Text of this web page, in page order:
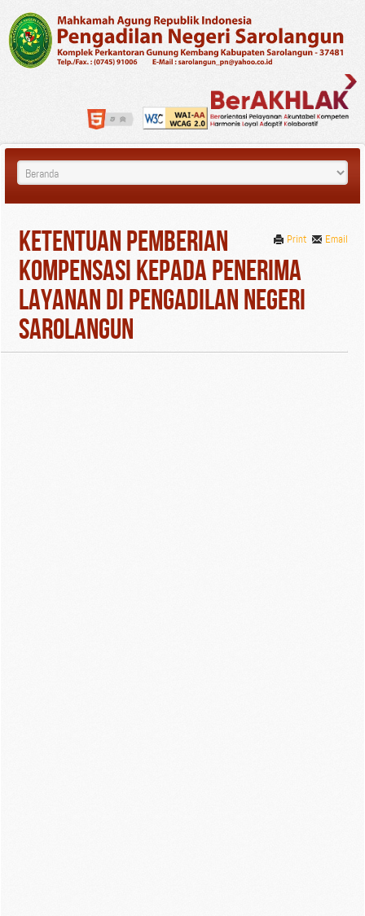
Email
Print
Ketentuan Pemberian
Kompensasi Kepada Penerima
Layanan di Pengadilan Negeri
Sarolangun